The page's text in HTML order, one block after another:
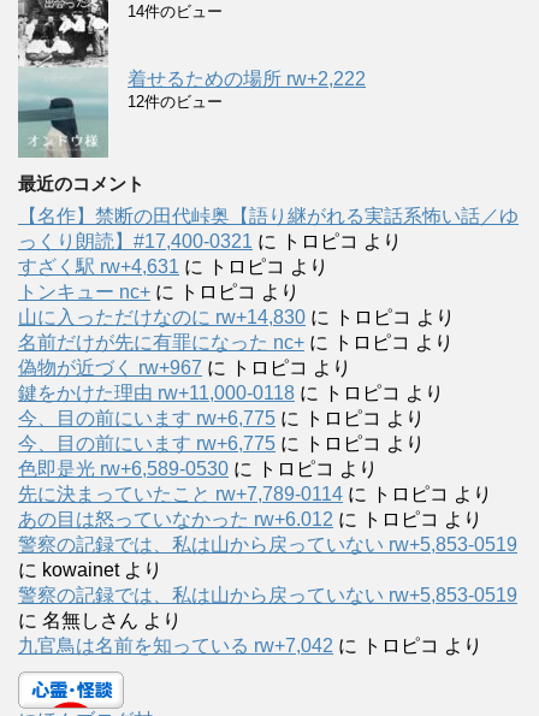
14件のビュー
着せるための場所 rw+2,222
12件のビュー
最近のコメント
【名作】禁断の田代峠奥【語り継がれる実話系怖い話／ゆ
っくり朗読】#17,400-0321 に トロピコ より
すざく駅 rw+4,631 に トロピコ より
トンキュー nc+ に トロピコ より
山に入っただけなのに rw+14,830 に トロピコ より
名前だけが先に有罪になった nc+ に トロピコ より
偽物が近づく rw+967 に トロピコ より
鍵をかけた理由 rw+11,000-0118 に トロピコ より
今、目の前にいます rw+6,775 に トロピコ より
今、目の前にいます rw+6,775 に トロピコ より
色即是光 rw+6,589-0530 に トロピコ より
先に決まっていたこと rw+7,789-0114 に トロピコ より
あの目は怒っていなかった rw+6.012 に トロピコ より
警察の記録では、私は山から戻っていない rw+5,853-0519
に kowainetより
警察の記録では、私は山から戻っていない rw+5,853-0519
に 名無しさん より
九官鳥は名前を知っている rw+7,042 に トロピコ より